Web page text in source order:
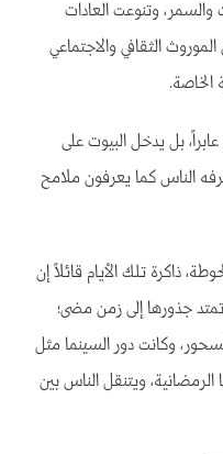
والسمر، وتنوعت العادات
الثقافي والاجتماعي
الخاصة.
بل يدخل البيوت على
الناس كما يعرفون ملامح
ذاكرة تلك الأيام قائلاً إن
جذورها إلى زمن مضى؛
وكانت دور السينما مثل
ويتنقل الناس بين